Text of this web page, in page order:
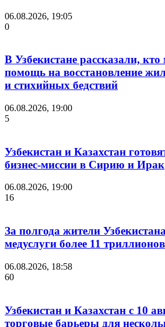
06.08.2026, 19:05
0
В Узбекистане рассказали,
помощь на восстановление
и стихийных бедствий
06.08.2026, 19:00
5
Узбекистан и Казахстан
бизнес-миссии в Сирию и Ирак
06.08.2026, 19:00
16
За полгода жители
медуслуги более 11
06.08.2026, 18:58
60
Узбекистан и Казахстан с 10
торговые барьеры для